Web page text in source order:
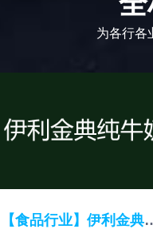
为各行各
【食品行业】伊